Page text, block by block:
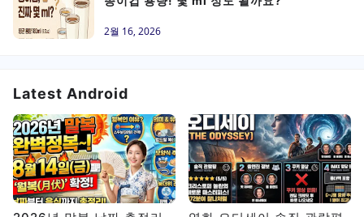
2월 16, 2026
Latest Android